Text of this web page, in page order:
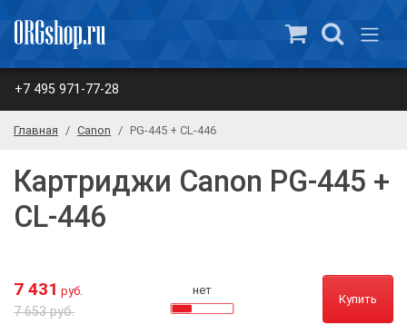
+7 495 971-77-28
Главная Canon PG-445 + CL-446
Картриджи Canon PG-445 +
CL-446
7 431 руб.
7 653 руб.
нет
Купить